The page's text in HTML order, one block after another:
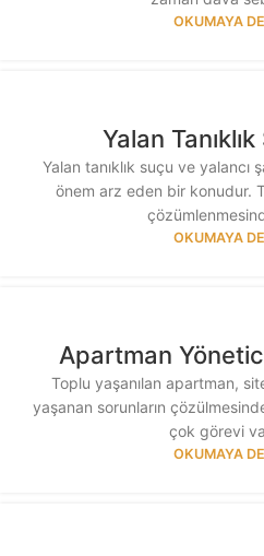
OKUMAYA
Yalan
Yalan tanıklık suçu ve yalancı
önem arz eden bir konudur.
OKUMAYA
Apartman
Toplu yaşanılan apartman,
yaşanan sorunların
çok görevi
OKUMAYA